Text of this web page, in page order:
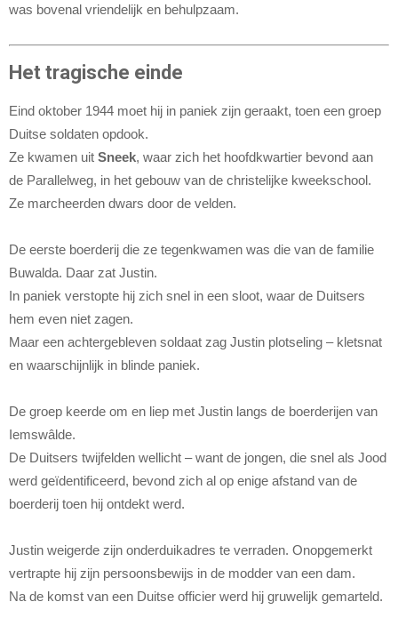
was bovenal vriendelijk en behulpzaam.
Het tragische einde
Eind oktober 1944 moet hij in paniek zijn geraakt, toen een groep
Duitse soldaten opdook.
Ze kwamen uit Sneek, waar zich het hoofdkwartier bevond aan
de Parallelweg, in het gebouw van de christelijke kweekschool.
Ze marcheerden dwars door de velden.
De eerste boerderij die ze tegenkwamen was die van de familie
Buwalda. Daar zat Justin.
In paniek verstopte hij zich snel in een sloot, waar de Duitsers
hem even niet zagen.
Maar een achtergebleven soldaat zag Justin plotseling – kletsnat
en waarschijnlijk in blinde paniek.
De groep keerde om en liep met Justin langs de boerderijen van
Iemswâlde.
De Duitsers twijfelden wellicht – want de jongen, die snel als Jood
werd geïdentificeerd, bevond zich al op enige afstand van de
boerderij toen hij ontdekt werd.
Justin weigerde zijn onderduikadres te verraden. Onopgemerkt
vertrapte hij zijn persoonsbewijs in de modder van een dam.
Na de komst van een Duitse officier werd hij gruwelijk gemarteld.